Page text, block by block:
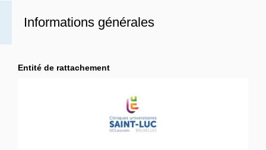
Informations générales
Entité de rattachement